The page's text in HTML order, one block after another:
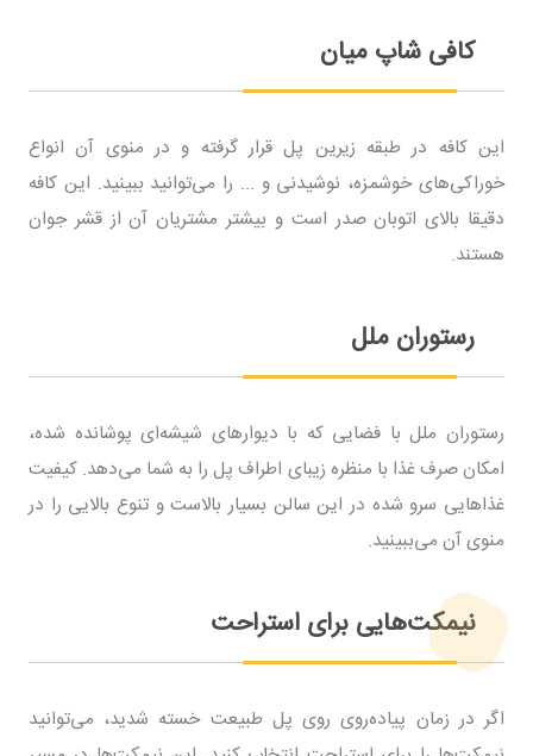
کافی شاپ میان
این کافه در طبقه زیرین پل قرار گرفته و در منوی آن انواع
خوراکی‌های خوشمزه، نوشیدنی و ... را می‌توانید ببینید. این کافه
دقیقا بالای اتوبان صدر است و بیشتر مشتریان آن از قشر جوان
هستند.
رستوران ملل
رستوران ملل با فضایی که با دیوارهای شیشه‌ای پوشانده شده،
امکان صرف غذا با منظره زیبای اطراف پل را به شما می‌دهد. کیفیت
غذاهایی سرو شده در این سالن بسیار بالاست و تنوع بالایی را در
منوی آن می‌ببینید.
نیمکت‌هایی برای استراحت
اگر در زمان پیاده‌روی روی پل طبیعت خسته شدید، می‌توانید